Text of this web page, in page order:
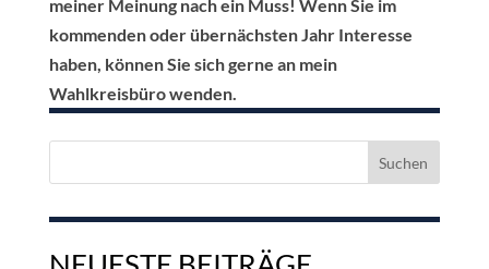
meiner Meinung nach ein Muss! Wenn Sie im
kommenden oder übernächsten Jahr Interesse
haben, können Sie sich gerne an mein
Wahlkreisbüro wenden.